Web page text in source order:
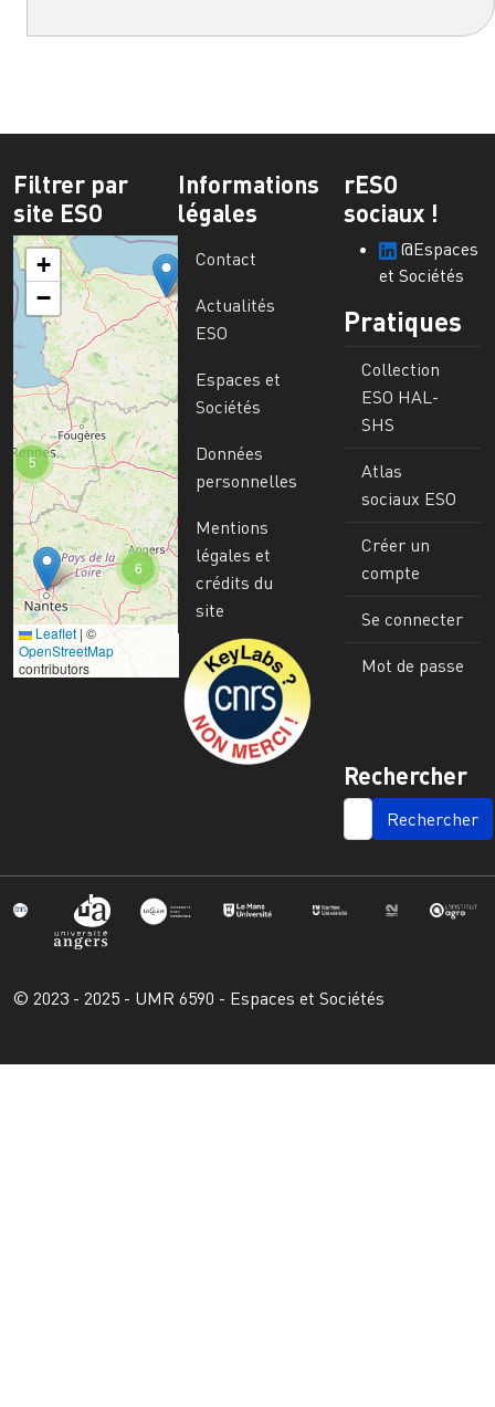
Filtrer par
site ESO
6
5
+
−
Leaflet | ©
OpenStreetMap
contributors
Informations
légales
Contact
Actualités
ESO
Espaces et
Sociétés
Données
personnelles
Mentions
légales et
crédits du
site
Image
rESO
sociaux !
@Espaces
et Sociétés
Pratiques
Collection
ESO HAL-
SHS
Atlas
sociaux ESO
Créer un
compte
Se connecter
Mot de passe
Rechercher
SEARCH
© 2023 - 2025 - UMR 6590 - Espaces et Sociétés